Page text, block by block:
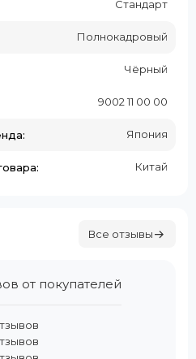
Стандарт
Полнокадровый
Чёрный
9002 11 00 00
Япония
Китай
Все отзывы
от покупателей